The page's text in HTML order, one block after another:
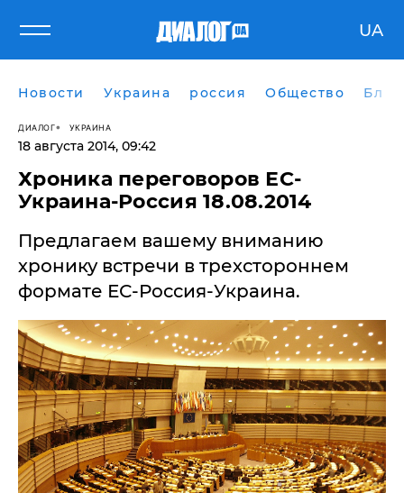
UA
Новости Украина россия Общество
ДИАЛОГ УКРАИНА
18 августа 2014, 09:42
Хроника переговоров ЕС-
Украина-Россия 18.08.2014
Предлагаем вашему вниманию
хронику встречи в трехстороннем
формате ЕС-Россия-Украина.